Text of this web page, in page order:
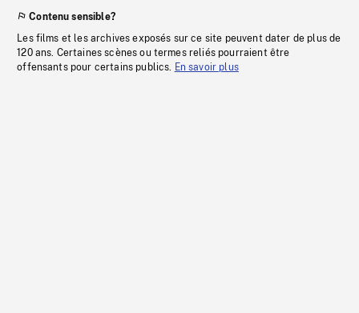
Contenu sensible?
Les films et les archives exposés sur ce site peuvent dater de plus de
120 ans. Certaines scènes ou termes reliés pourraient être
offensants pour certains publics. En savoir plus